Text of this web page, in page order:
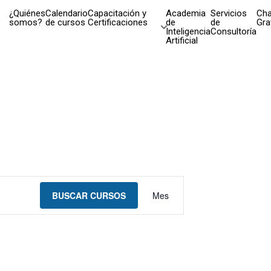
¿Quiénes
somos?
Calendario
de cursos
Capacitación y
Certificaciones
Academia
de
Inteligencia
Artificial
Servicios
de
Consultoría
BUSCAR CURSOS Mes